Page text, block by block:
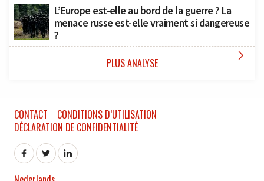
L’Europe est-elle au bord de la guerre ? La
menace russe est-elle vraiment si dangereuse
?
PLUS ANALYSE 
CONTACT
CONDITIONS D’UTILISATION
DÉCLARATION DE CONFIDENTIALITÉ